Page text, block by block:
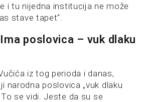
i tu nijedna institucija ne može
stave tapet“.
poslovica – vuk dlaku
iz tog perioda i danas,
narodna poslovica „vuk dlaku
se vidi. Jeste da su se